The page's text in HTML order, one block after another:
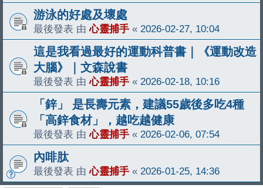
游泳的好處及壞處
最後發表 由心靈捕手 « 2026-02-27, 10:04
這是我看過最好的運動科普書｜《運動改造
大腦》｜文森說書
最後發表 由心靈捕手 « 2026-02-18, 10:16
「鋅」 是長壽元素，建議55歲後多吃4種
「高鋅食材」，越吃越健康
最後發表 由心靈捕手 « 2026-02-06, 07:54
內啡肽
最後發表 由心靈捕手 « 2026-01-25, 14:36